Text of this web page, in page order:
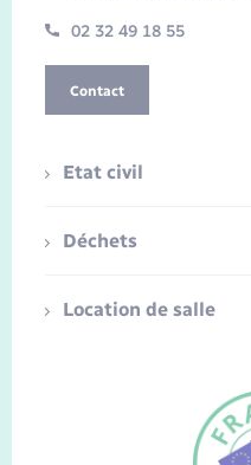
02 32 49 18 55
Contact
Etat civil
Déchets
Location de salle